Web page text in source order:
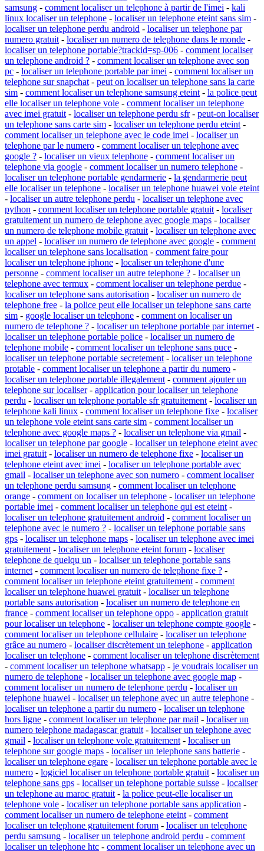
samsung - comment localiser un telephone à partir de l'imei - kali
linux localiser un telephone - localiser un telephone eteint sans sim -
localiser un telephone perdu android - localiser un telephone par
numero gratuit - localiser un numero de telephone dans le monde -
localiser un telephone portable?trackid=sp-006 - comment localiser
un telephone android ? - comment localiser un telephone avec son
pc - localiser un telephone portable par imei - comment localiser un
telephone sur snapchat - peut on localiser un telephone sans la carte
sim - comment localiser un telephone samsung eteint - la police peut
elle localiser un telephone vole - comment localiser un telephone
avec imei gratuit - localiser un telephone perdu sfr- peut-on localiser
un telephone sans carte sim - localiser un telephone perdu eteint -
comment localiser un telephone avec le code imei - localiser un
telephone par le numero - comment localiser un telephone avec
google ? - localiser un vieux telephone - comment localiser un
telephone via google - comment localiser un numero telephone -
localiser un telephone portable gendarmerie - la gendarmerie peut
elle localiser un telephone - localiser un telephone huawei vole eteint
- localiser un autre telephone perdu - localiser un telephone avec
python - comment localiser un telephone portable gratuit - localiser
gratuitement un numero de telephone avec google maps - localiser
un numero de telephone mobile gratuit - localiser un telephone avec
un appel - localiser un numero de telephone avec google - comment
localiser un telephone sans localisation - comment faire pour
localiser un telephone iphone - localiser un telephone d'une
personne - comment localiser un autre telephone ? - localiser un
telephone avec termux - comment localiser un telephone perdue -
localiser un telephone sans autorisation - localiser un numero de
telephone free - la police peut elle localiser un telephone sans carte
sim - google localiser un telephone - comment on localiser un
numero de telephone ? - localiser un telephone portable par internet -
localiser un telephone portable police - localiser un numero de
telephone mobile - comment localiser un telephone sans puce -
localiser un telephone portable secretement - localiser un telephone
protable - comment localiser un telephone a partir du numero -
localiser un telephone portable illegalement - comment ajouter un
telephone sur localiser- application pour localiser un telephone
perdu - localiser un telephone portable sfr gratuitement - localiser un
telephone kali linux - comment localiser un telephone fixe - localiser
un telephone vole eteint sans carte sim - comment localiser un
telephone avec google maps ? - localiser un telephone via gmail -
localiser un telephone par google - localiser un telephone eteint avec
imei gratuit - localiser un numero de telephone fixe - localiser un
telephone eteint avec imei - localiser un telephone portable avec
gmail - localiser un telephone avec son numero - comment localiser
un telephone perdu samsung - comment localiser un telephone
orange - comment on localiser un telephone - localiser un telephone
portable imei - comment localiser un telephone qui est eteint -
localiser un telephone gratuitement android - comment localiser un
telephone avec le numero ? - localiser un telephone portable sans
gps - localiser un telephone maps - localiser un telephone avec imei
gratuitement - localiser un telephone eteint forum - localiser
telephone de quelqu un - localiser un telephone portable sans
internet - comment localiser un numero de telephone fixe ? -
comment localiser un telephone eteint gratuitement - comment
localiser un telephone huawei gratuit - localiser un telephone
portable sans autorisation - localiser un numero de telephone en
france - comment localiser un telephone oppo - application gratuit
pour localiser un telephone - localiser un telephone compte google -
comment localiser un telephone cellulaire - localiser un telephone
grâce au numero - localiser discrètement un telephone - application
localiser un telephone - comment localiser un telephone discrètement
- comment localiser un telephone whatsapp - je voudrais localiser un
numero de telephone - localiser un telephone avec google map -
comment localiser un numero de telephone perdu - localiser un
telephone huawei - localiser un telephone avec un autre telephone -
localiser un telephone a partir du numero - localiser un telephone
hors ligne - comment localiser un telephone par mail - localiser un
numero telephone madagascar gratuit - localiser un telephone avec
gmail - localiser un telephone vole gratuitement - localiser un
telephone sur google maps - localiser un telephone sans batterie -
localiser un telephone egare - localiser un telephone portable avec le
numero - logiciel localiser un telephone portable gratuit - localiser un
telephone sans gps - localiser un telephone portable suisse - localiser
un telephone au maroc gratuit - la police peut-elle localiser un
telephone vole - localiser un telephone portable sans application -
comment localiser un numero de telephone eteint - comment
localiser un telephone gratuitement forum - localiser un telephone
perdu samsung - localiser un telephone android perdu - comment
localiser un telephone htc - comment localiser un telephone avec un